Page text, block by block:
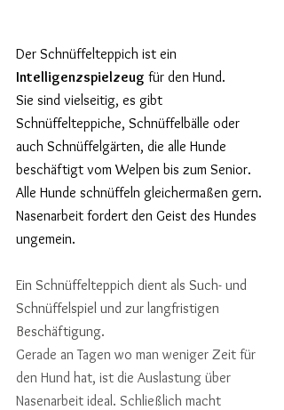
Der Schnüffelteppich ist ein
Intelligenzspielzeug für den Hund.
Sie sind vielseitig, es gibt
Schnüffelteppiche, Schnüffelbälle oder
auch Schnüffelgärten, die alle Hunde
beschäftigt vom Welpen bis zum Senior.
Alle Hunde schnüffeln gleichermaßen gern.
Nasenarbeit fordert den Geist des Hundes
ungemein.
Ein Schnüffelteppich dient als Such- und
Schnüffelspiel und zur langfristigen
Beschäftigung.
Gerade an Tagen wo man weniger Zeit für
den Hund hat, ist die Auslastung über
Nasenarbeit ideal. Schließlich macht